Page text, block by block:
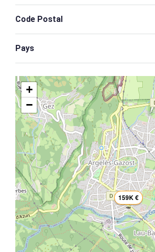
Code Postal
Pays
159K €
+
−